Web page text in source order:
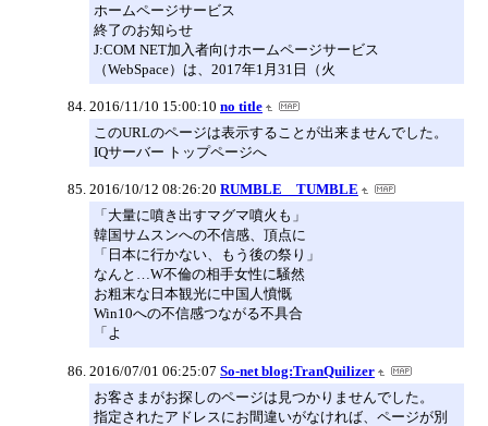
ホームページサービス
終了のお知らせ
J:COM NET加入者向けホームページサービス
（WebSpace）は、2017年1月31日（火
2016/11/10 15:00:10 no title
このURLのページは表示することが出来ませんでした。
IQサーバー トップページへ
2016/10/12 08:26:20 RUMBLE TUMBLE
「大量に噴き出すマグマ噴火も」
韓国サムスンへの不信感、頂点に
「日本に行かない、もう後の祭り」
なんと…W不倫の相手女性に騒然
お粗末な日本観光に中国人憤慨
Win10への不信感つながる不具合
「よ
2016/07/01 06:25:07 So-net blog:TranQuilizer
お客さまがお探しのページは見つかりませんでした。
指定されたアドレスにお間違いがなければ、ページが別